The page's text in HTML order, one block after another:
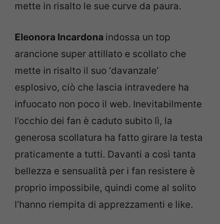
mette in risalto le sue curve da paura.
Eleonora Incardona indossa un top
arancione super attillato e scollato che
mette in risalto il suo ‘davanzale’
esplosivo, ciò che lascia intravedere ha
infuocato non poco il web. Inevitabilmente
l’occhio dei fan è caduto subito lì, la
generosa scollatura ha fatto girare la testa
praticamente a tutti. Davanti a così tanta
bellezza e sensualità per i fan resistere è
proprio impossibile, quindi come al solito
l’hanno riempita di apprezzamenti e like.